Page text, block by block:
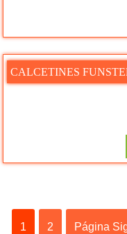
CALCETINES
1 2 Página